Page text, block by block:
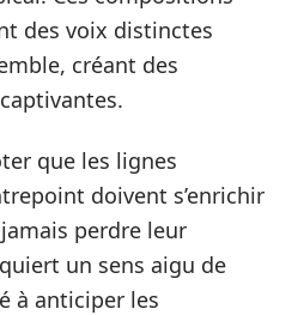
des voix distinctes
créant des
que les lignes
doivent s’enrichir
perdre leur
un sens aigu de
à anticiper les